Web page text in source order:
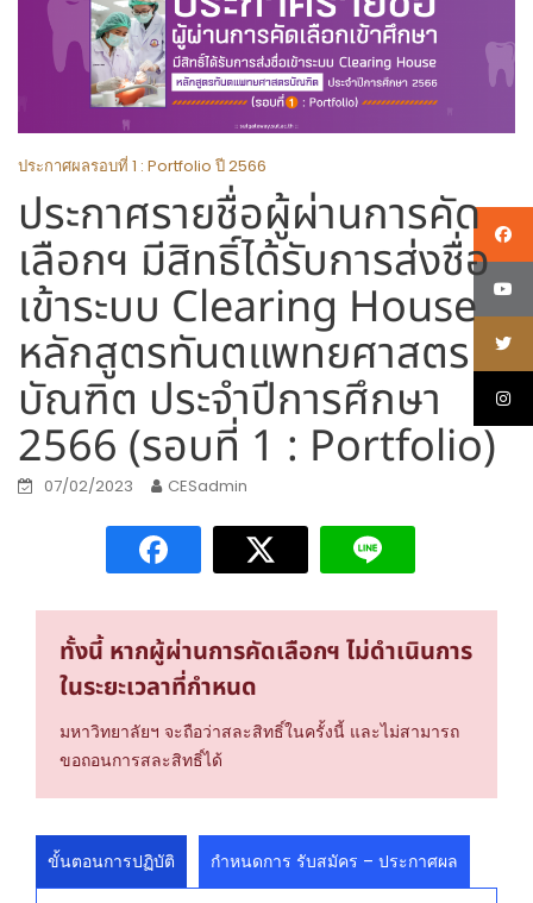
ประกาศผลรอบที่ 1 : Portfolio ปี 2566
ประกาศรายชื่อผู้ผ่านการคัด
เลือกฯ มีสิทธิ์ได้รับการส่งชื่อ
เข้าระบบ Clearing House
หลักสูตรทันตแพทยศาสตร
บัณฑิต ประจำปีการศึกษา
2566 (รอบที่ 1 : Portfolio)
07/02/2023 CESadmin
ทั้งนี้ หากผู้ผ่านการคัดเลือกฯ ไม่ดำเนินการ
ในระยะเวลาที่กำหนด
มหาวิทยาลัยฯ จะถือว่าสละสิทธิ์ในครั้งนี้ และไม่สามารถ
ขอถอนการสละสิทธิ์ได้
ขั้นตอนการปฏิบัติ กำหนดการ รับสมัคร – ประกาศผล